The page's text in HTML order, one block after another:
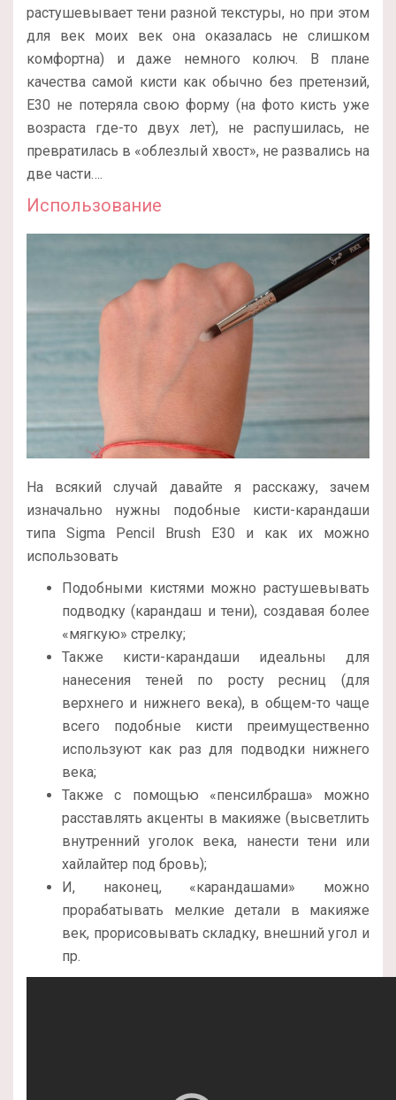
растушевывает тени разной текстуры, но при этом
для век моих век она оказалась не слишком
комфортна) и даже немного колюч. В плане
качества самой кисти как обычно без претензий,
E30 не потеряла свою форму (на фото кисть уже
возраста где-то двух лет), не распушилась, не
превратилась в «облезлый хвост», не развались на
две части….
Использование
На всякий случай давайте я расскажу, зачем
изначально нужны подобные кисти-карандаши
типа Sigma Pencil Brush E30 и как их можно
использовать
Подобными кистями можно растушевывать
подводку (карандаш и тени), создавая более
«мягкую» стрелку;
Также кисти-карандаши идеальны для
нанесения теней по росту ресниц (для
верхнего и нижнего века), в общем-то чаще
всего подобные кисти преимущественно
используют как раз для подводки нижнего
века;
Также с помощью «пенсилбраша» можно
расставлять акценты в макияже (высветлить
внутренний уголок века, нанести тени или
хайлайтер под бровь);
И, наконец, «карандашами» можно
прорабатывать мелкие детали в макияже
век, прорисовывать складку, внешний угол и
пр.